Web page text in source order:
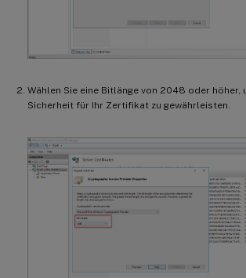
Wählen Sie eine Bitlänge von 2048 oder höher,
Sicherheit für Ihr Zertifikat zu gewährleisten.